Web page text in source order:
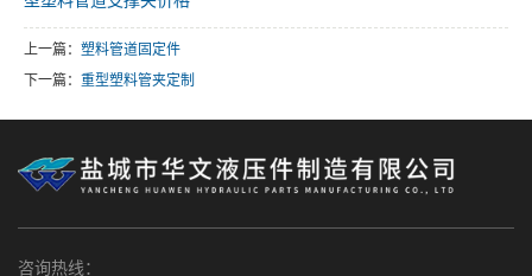
上一篇： 塑料管道固定件
下一篇： 重型塑料管夹定制
咨询热线：